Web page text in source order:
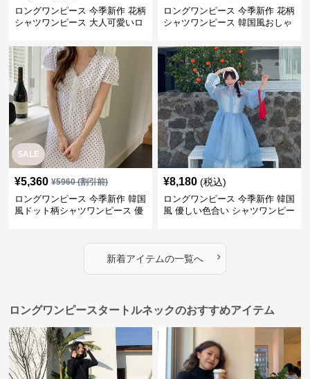
ロングワンピース 今季新作 花柄
シャツワンピース 大人可愛いロ
ロングワンピース 今季新作 花柄
シャツワンピース 韓国風おしゃ
SALE
¥5,360 ¥5960(割引前)
ロングワンピース 今季新作 韓国
風ドット柄シャツワンピース 優
¥8,180 (税込)
ロングワンピース 今季新作 韓国
風 優しい色合い シャツワンピー
新着アイテムの一覧へ ›
ロングワンピースタートルネックのおすすめアイテム